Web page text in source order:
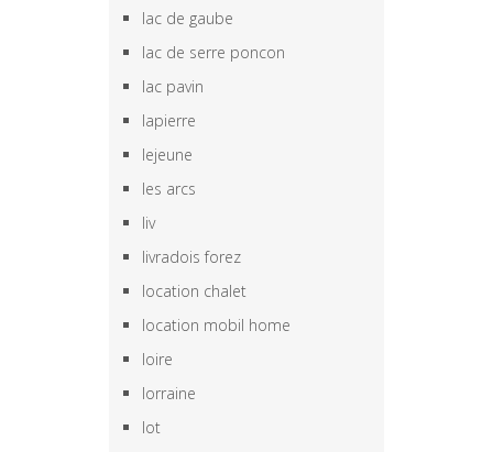
lac de gaube
lac de serre poncon
lac pavin
lapierre
lejeune
les arcs
liv
livradois forez
location chalet
location mobil home
loire
lorraine
lot